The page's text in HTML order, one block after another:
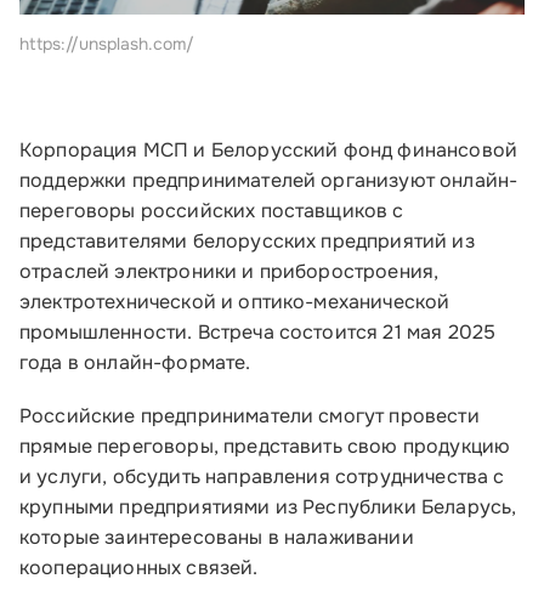
https://unsplash.com/
Корпорация МСП и Белорусский фонд финансовой
поддержки предпринимателей организуют онлайн-
переговоры российских поставщиков с
представителями белорусских предприятий из
отраслей электроники и приборостроения,
электротехнической и оптико-механической
промышленности. Встреча состоится 21 мая 2025
года в онлайн-формате.
Российские предприниматели смогут провести
прямые переговоры, представить свою продукцию
и услуги, обсудить направления сотрудничества с
крупными предприятиями из Республики Беларусь,
которые заинтересованы в налаживании
кооперационных связей.